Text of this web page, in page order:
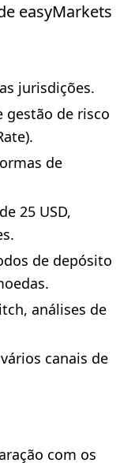
easyMarkets
jurisdições.
gestão de risco
de
25 USD,
de depósito
análises de
canais de
com os